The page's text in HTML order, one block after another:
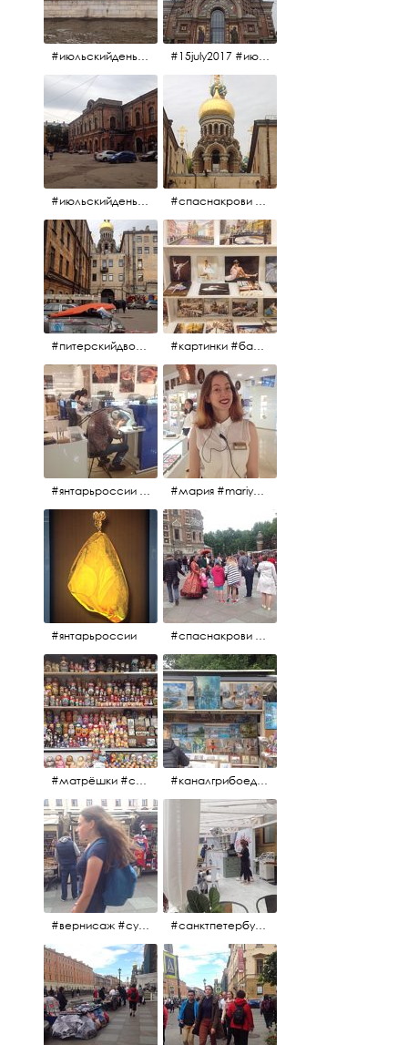
#июльскийдень2017 #15july2017 #15july2017 #июльскийдень2017 #спаснакрови
#июльскийдень2017 #15july2017 #спаснакрови #июльскийдень2017
#питерскийдвор #спаснакрови #июльскийдень2017 #картинки #балетпитера #янтарьроссиии
#янтарьроссии #янтарь #мария #mariya #янтарьроссии
#янтарьроссии #спаснакрови #михайловскийсад
#матрёшки #сувениры #вернисаж #каналгрибоедова #санктпетербург #вернисаж #
#вернисаж #сувениры #картины #санктпетербург #летнеекафе